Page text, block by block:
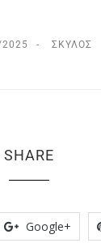
ΣΚΎΛΟΣ
SHARE
Google+